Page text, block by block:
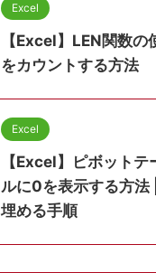
Excel
【Excel】LEN関数の
をカウントする方法
Excel
【Excel】ピボット
ルに0を表示する方法
埋める手順